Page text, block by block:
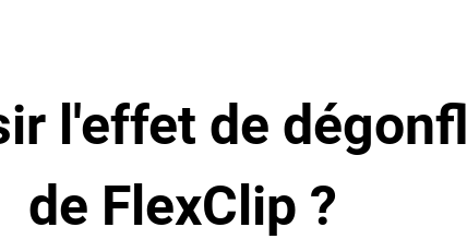
l'effet de
de FlexClip ?